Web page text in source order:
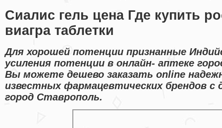
Сиалис гель цена Где купить
виагра таблетки
Для хорошей потенции признанные
усиления потенции в онлайн- аптеке
Вы можете дешево заказать online
известных фармацевтических брендов с
город Ставрополь.